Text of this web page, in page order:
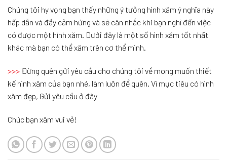
Chúng tôi hy vọng bạn thấy những ý tưởng hình xăm ý nghĩa này
hấp dẫn và đầy cảm hứng và sẽ cân nhắc khi bạn nghĩ đến việc
có được một hình xăm. Dưới đây là một số hình xăm tốt nhất
khác mà bạn có thể xăm trên cơ thể mình.
>>> Đừng quên gửi yêu cầu cho chúng tôi về mong muốn thiết
kế hình xăm của bạn nhé, làm luôn để quên. Vì mục tiêu có hình
xăm đẹp, Gửi yêu cầu ở đây
Chúc bạn xăm vui vẻ!